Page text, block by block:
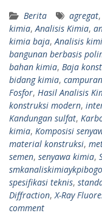
Berita agregat,
kimia, Analisis Kimia,
kimia baja, Analisis
bangunan berbasis
bahan kimia, Baja
bidang kimia,
Fosfor, Hasil Analisis
konstruksi modern,
Kandungan sulfat,
kimia, Komposisi
material konstruksi,
semen, senyawa kimia,
spesifikasi teknis,
Diffraction, X-Ray
comment